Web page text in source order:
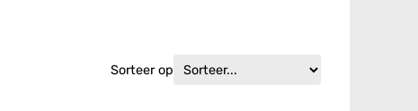
Sorteer op